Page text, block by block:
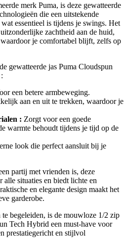
merk Puma, is deze gewatteerde
die een uitstekende
essentieel is tijdens je swings. Het
zachtheid aan de huid,
je comfortabel blijft, zelfs op
gewatteerde jas Puma Cloudspun
een betere armbeweging.
aan en uit te trekken, waardoor je
: Zorgt voor een goede
warmte behoudt tijdens je tijd op de
look die perfect aansluit bij je
partij met vrienden is, deze
alle situaties en biedt lichte en
en elegante design maakt het
garderobe.
begeleiden, is de mouwloze 1/2 zip
Tech Hybrid een must-have voor
prestatiegericht en stijlvol